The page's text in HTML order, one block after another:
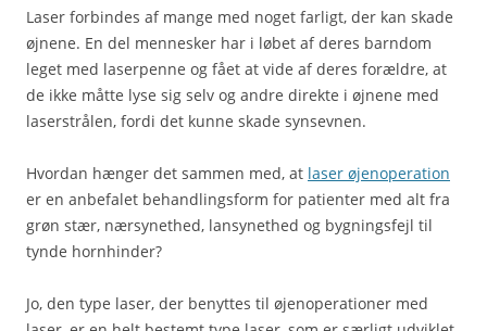
Laser forbindes af mange med noget farligt, der kan skade
øjnene. En del mennesker har i løbet af deres barndom
leget med laserpenne og fået at vide af deres forældre, at
de ikke måtte lyse sig selv og andre direkte i øjnene med
laserstrålen, fordi det kunne skade synsevnen.
Hvordan hænger det sammen med, at laser øjenoperation
er en anbefalet behandlingsform for patienter med alt fra
grøn stær, nærsynethed, lansynethed og bygningsfejl til
tynde hornhinder?
Jo, den type laser, der benyttes til øjenoperationer med